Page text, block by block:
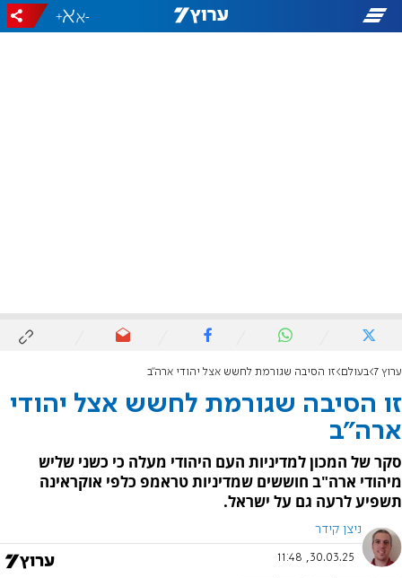
-
+
ערוץ 7 בעולם זו הסיבה שגורמת לחשש אצל יהודי ארה"ב
זו הסיבה שגורמת לחשש אצל יהודי
ארה"ב
סקר של המכון למדיניות העם היהודי מעלה כי כשני שליש
מיהודי ארה"ב חוששים שמדיניות טראמפ כלפי אוקראינה
תשפיע לרעה גם על ישראל.
ניצן קידר
30.03.25, 11:48